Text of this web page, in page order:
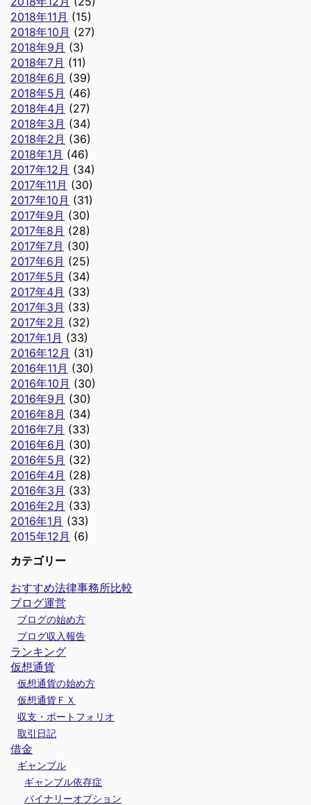
2018年11月 (15)
2018年10月 (27)
2018年9月 (3)
2018年7月 (11)
2018年6月 (39)
2018年5月 (46)
2018年4月 (27)
2018年3月 (34)
2018年2月 (36)
2018年1月 (46)
2017年12月 (34)
2017年11月 (30)
2017年10月 (31)
2017年9月 (30)
2017年8月 (28)
2017年7月 (30)
2017年6月 (25)
2017年5月 (34)
2017年4月 (33)
2017年3月 (33)
2017年2月 (32)
2017年1月 (33)
2016年12月 (31)
2016年11月 (30)
2016年10月 (30)
2016年9月 (30)
2016年8月 (34)
2016年7月 (33)
2016年6月 (30)
2016年5月 (32)
2016年4月 (28)
2016年3月 (33)
2016年2月 (33)
2016年1月 (33)
2015年12月 (6)
カテゴリー
おすすめ法律事務所比較
ブログ運営
ブログの始め方
ブログ収入報告
ランキング
仮想通貨
仮想通貨の始め方
仮想通貨ＦＸ
収支・ポートフォリオ
取引日記
借金
ギャンブル
ギャンブル依存症
バイナリーオプション